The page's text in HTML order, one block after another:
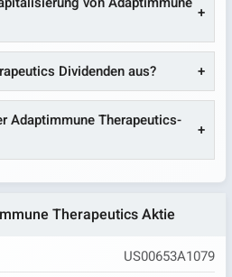
Dividenden aus?
Adaptimmune Therapeutics-
Therapeutics Aktie
US00653A1079